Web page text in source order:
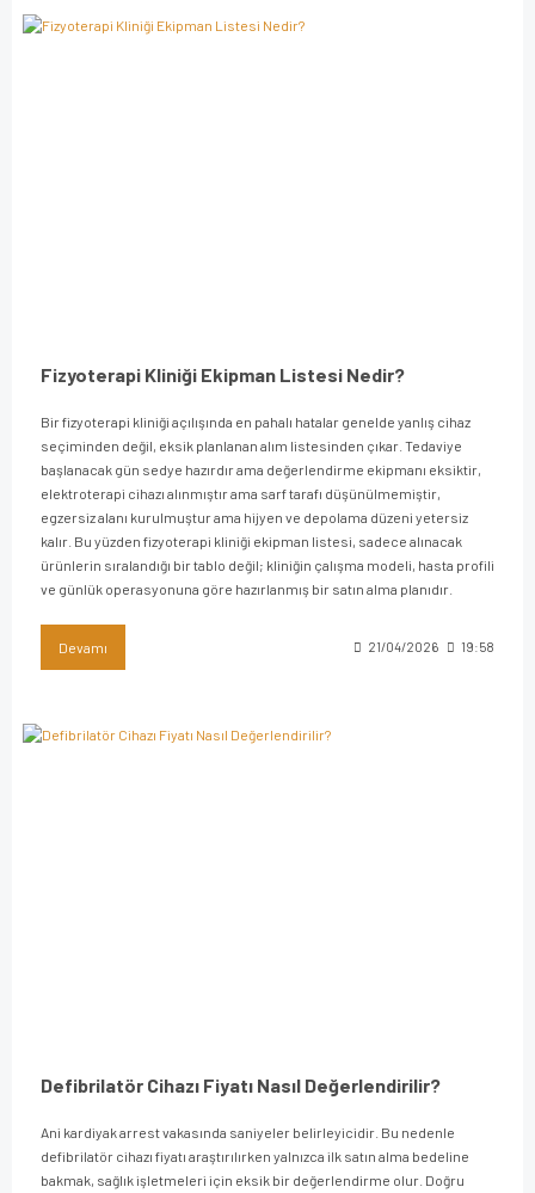
Fizyoterapi Kliniği Ekipman Listesi Nedir?
Bir fizyoterapi kliniği açılışında en pahalı hatalar genelde yanlış cihaz
seçiminden değil, eksik planlanan alım listesinden çıkar. Tedaviye
başlanacak gün sedye hazırdır ama değerlendirme ekipmanı eksiktir,
elektroterapi cihazı alınmıştır ama sarf tarafı düşünülmemiştir,
egzersiz alanı kurulmuştur ama hijyen ve depolama düzeni yetersiz
kalır. Bu yüzden fizyoterapi kliniği ekipman listesi, sadece alınacak
ürünlerin sıralandığı bir tablo değil; kliniğin çalışma modeli, hasta profili
ve günlük operasyonuna göre hazırlanmış bir satın alma planıdır.
Devamı 21/04/2026 19:58
Defibrilatör Cihazı Fiyatı Nasıl Değerlendirilir?
Ani kardiyak arrest vakasında saniyeler belirleyicidir. Bu nedenle
defibrilatör cihazı fiyatı araştırılırken yalnızca ilk satın alma bedeline
bakmak, sağlık işletmeleri için eksik bir değerlendirme olur. Doğru